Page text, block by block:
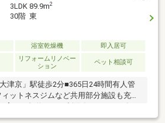
3LDK 89.9m2
30階 東
浴室乾燥機 即入居可
リフォームリノベー
ション
ペット相談可
津京」駅徒歩2分■365日24時間有人管
ットネスジムなど共用部分施設も充
ム済 キッチン・浴室・洗面所・トイ